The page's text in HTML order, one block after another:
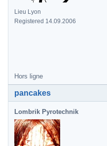
Lieu Lyon
Registered 14.09.2006
Hors ligne
pancakes
Lombrik Pyrotechnik